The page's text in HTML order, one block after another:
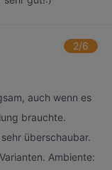
2/6
auch wenn es
brauchte.
überschaubar.
Ambiente: